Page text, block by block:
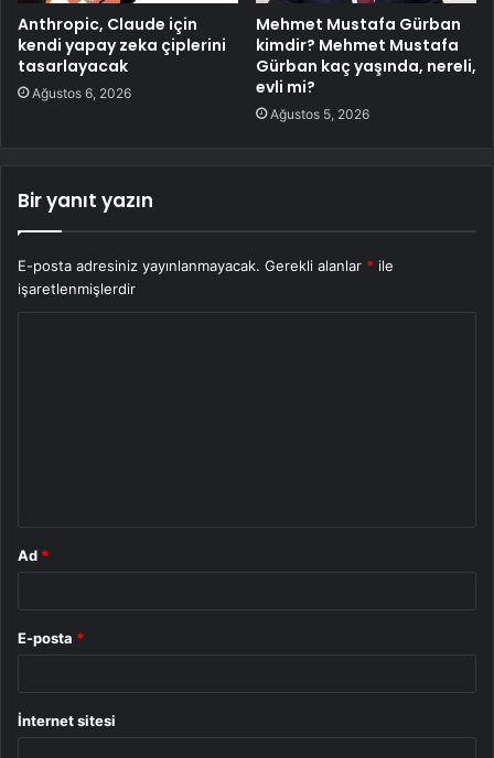
Anthropic, Claude için
kendi yapay zeka çiplerini
tasarlayacak
Ağustos 6, 2026
Mehmet Mustafa Gürban
kimdir? Mehmet Mustafa
Gürban kaç yaşında, nereli,
evli mi?
Ağustos 5, 2026
Bir yanıt yazın
E-posta adresiniz yayınlanmayacak. Gerekli alanlar * ile
işaretlenmişlerdir
Ad *
E-posta *
İnternet sitesi